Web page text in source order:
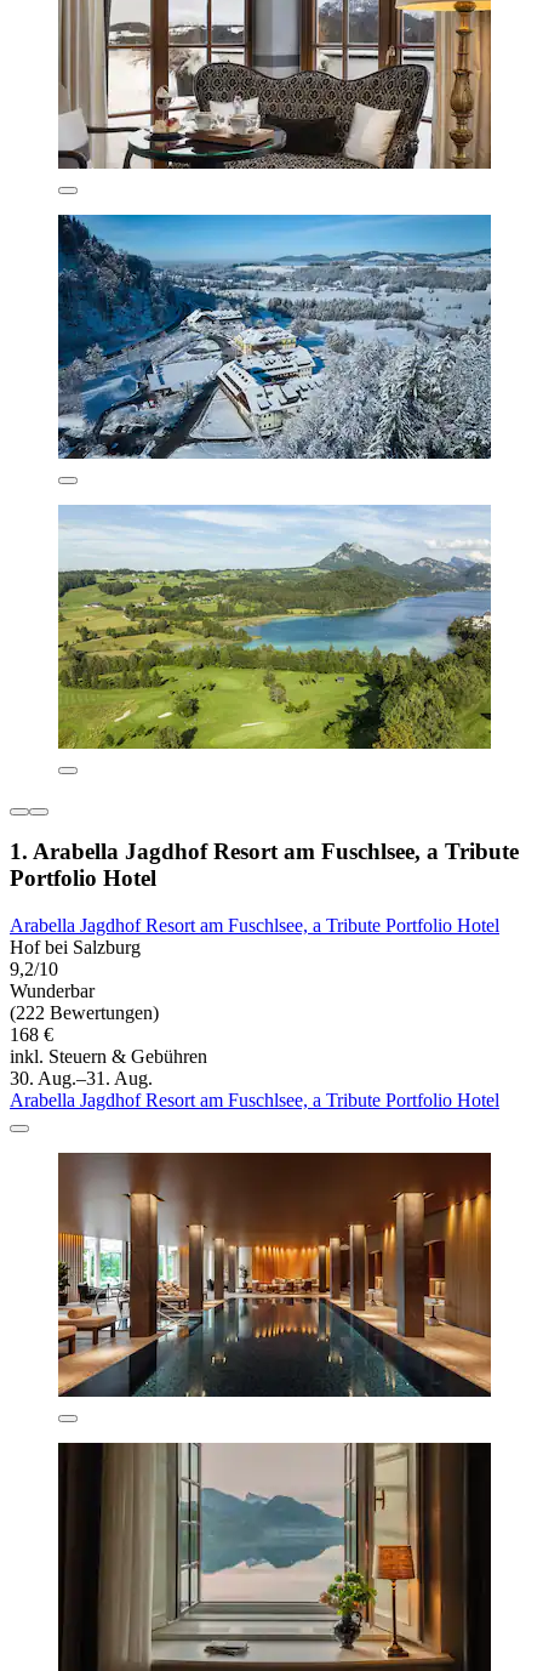
1. Arabella Jagdhof Resort am Fuschlsee, a Tribute
Portfolio Hotel
Arabella Jagdhof Resort am Fuschlsee, a Tribute Portfolio Hotel
Hof bei Salzburg
9,2/10
Wunderbar
(222 Bewertungen)
168 €
inkl. Steuern & Gebühren
30. Aug.–31. Aug.
Arabella Jagdhof Resort am Fuschlsee, a Tribute Portfolio Hotel